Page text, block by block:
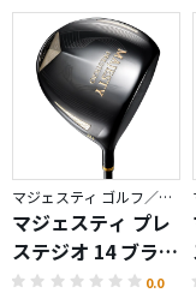
マジェスティ ゴルフ／プレステジオ
マジェスティ プレ
ステジオ 14 ブラッ
ク ドライバー
0.0